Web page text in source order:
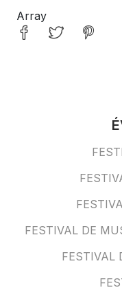
Array
FESTIVAL DE
FESTIVAL